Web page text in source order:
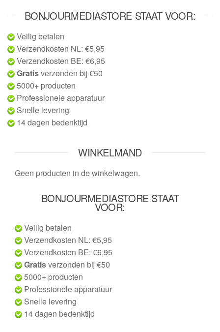
BONJOURMEDIASTORE STAAT VOOR:
Veilig betalen
Verzendkosten NL: €5,95
Verzendkosten BE: €6,95
Gratisverzonden bij €50
5000+ producten
Professionele apparatuur
Snelle levering
14 dagen bedenktijd
WINKELMAND
Geen producten in de winkelwagen.
BONJOURMEDIASTORE STAAT
VOOR:
Veilig betalen
Verzendkosten NL: €5,95
Verzendkosten BE: €6,95
Gratisverzonden bij €50
5000+ producten
Professionele apparatuur
Snelle levering
14 dagen bedenktijd